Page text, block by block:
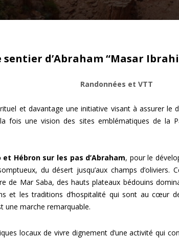
sentier d’Abraham “Masar
Randonnées et VTT
et davantage une initiative visant à assurer le
fois une vision des sites emblématiques de la
Hébron sur les pas d’Abraham, pour le
du désert jusqu’aux champs
de Mar Saba, des hauts plateaux bédouins
et les traditions d’hospitalité qui sont au cœur
une marche remarquable.
locaux de vivre dignement d’une activité qui